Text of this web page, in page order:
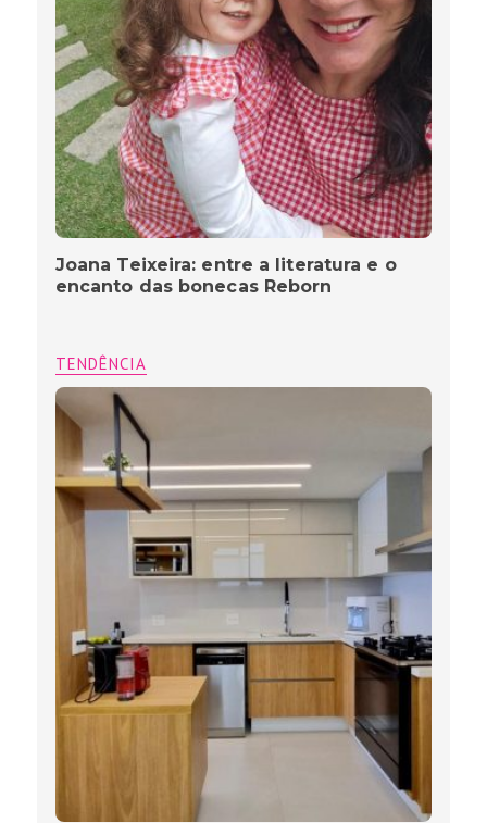
Joana Teixeira: entre a literatura e o
encanto das bonecas Reborn
TENDÊNCIA